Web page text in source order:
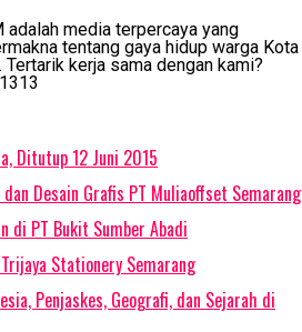
adalah media terpercaya yang
tentang gaya hidup warga Kota
kerja sama dengan kami?
Ditutup 12 Juni 2015
dan Desain Grafis PT Muliaoffset Semarang
di PT Bukit Sumber Abadi
Stationery Semarang
Penjaskes, Geografi, dan Sejarah di